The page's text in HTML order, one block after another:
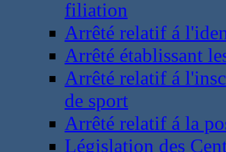
filiation
Arrêté relatif á
Arrêté établissant
Arrêté relatif á
de sport
Arrêté relatif á la
Législation des